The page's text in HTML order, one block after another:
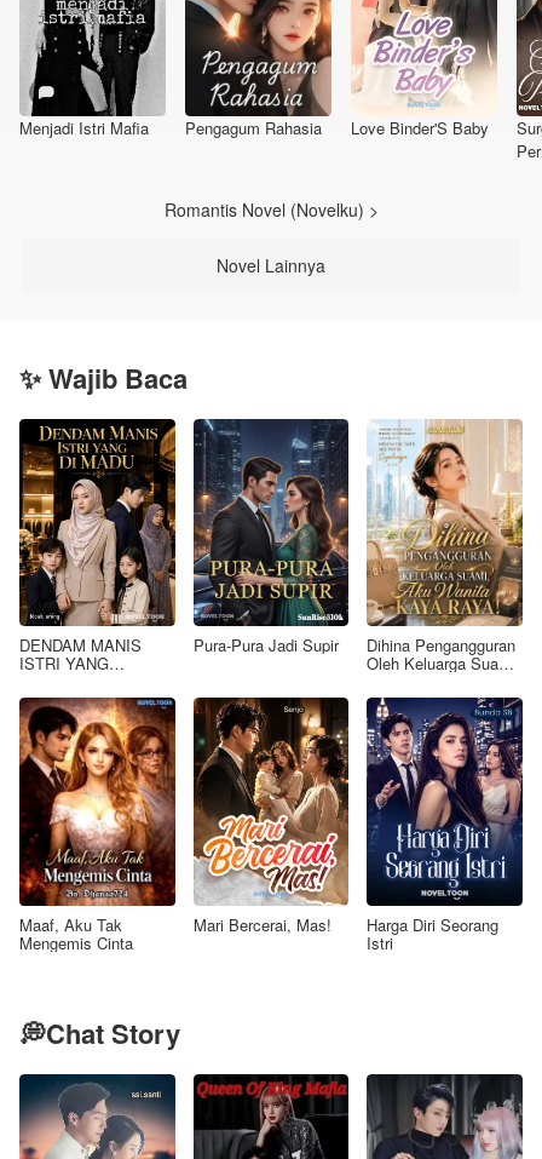
Menjadi Istri Mafia Pengagum Rahasia Love Binder'S Baby
Romantis Novel (Novelku) >
Novel Lainnya
✨ Wajib Baca
DENDAM MANIS
ISTRI YANG
Pura-Pura Jadi Supir Dihina Pengangguran
Oleh Keluarga Suami,
Raya!
Maaf, Aku Tak
Mengemis Cinta
Mari Bercerai, Mas! Harga Diri Seorang
Istri
💭Chat Story